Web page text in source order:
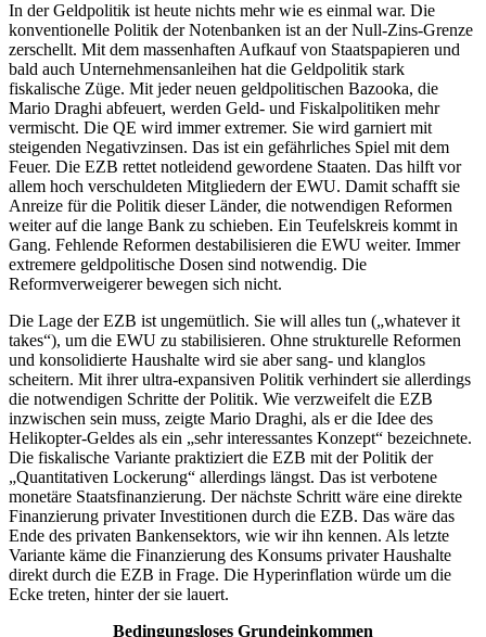
In der Geldpolitik ist heute nichts mehr wie es einmal war. Die
konventionelle Politik der Notenbanken ist an der Null-Zins-Grenze
zerschellt. Mit dem massenhaften Aufkauf von Staatspapieren und
bald auch Unternehmensanleihen hat die Geldpolitik stark
fiskalische Züge. Mit jeder neuen geldpolitischen Bazooka, die
Mario Draghi abfeuert, werden Geld- und Fiskalpolitiken mehr
vermischt. Die QE wird immer extremer. Sie wird garniert mit
steigenden Negativzinsen. Das ist ein gefährliches Spiel mit dem
Feuer. Die EZB rettet notleidend gewordene Staaten. Das hilft vor
allem hoch verschuldeten Mitgliedern der EWU. Damit schafft sie
Anreize für die Politik dieser Länder, die notwendigen Reformen
weiter auf die lange Bank zu schieben. Ein Teufelskreis kommt in
Gang. Fehlende Reformen destabilisieren die EWU weiter. Immer
extremere geldpolitische Dosen sind notwendig. Die
Reformverweigerer bewegen sich nicht.
Die Lage der EZB ist ungemütlich. Sie will alles tun („whatever it
takes“), um die EWU zu stabilisieren. Ohne strukturelle Reformen
und konsolidierte Haushalte wird sie aber sang- und klanglos
scheitern. Mit ihrer ultra-expansiven Politik verhindert sie allerdings
die notwendigen Schritte der Politik. Wie verzweifelt die EZB
inzwischen sein muss, zeigte Mario Draghi, als er die Idee des
Helikopter-Geldes als ein „sehr interessantes Konzept“ bezeichnete.
Die fiskalische Variante praktiziert die EZB mit der Politik der
„Quantitativen Lockerung“ allerdings längst. Das ist verbotene
monetäre Staatsfinanzierung. Der nächste Schritt wäre eine direkte
Finanzierung privater Investitionen durch die EZB. Das wäre das
Ende des privaten Bankensektors, wie wir ihn kennen. Als letzte
Variante käme die Finanzierung des Konsums privater Haushalte
direkt durch die EZB in Frage. Die Hyperinflation würde um die
Ecke treten, hinter der sie lauert.
Bedingungsloses Grundeinkommen